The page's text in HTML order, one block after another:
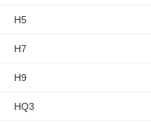
H5
H7
H9
HQ3